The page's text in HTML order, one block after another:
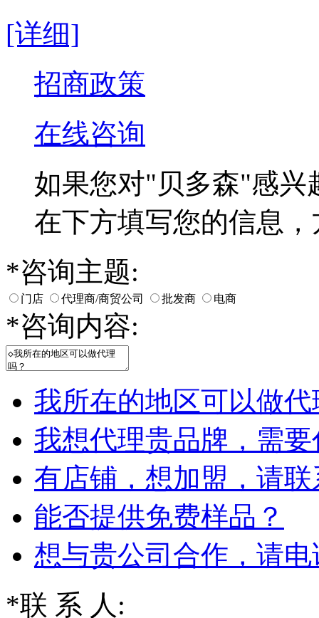
[详细]
招商政策
在线咨询
如果您对"贝多森"感兴
在下方填写您的信息
*咨询主题:
门店 代理商/商贸公司 批发商 电商
*咨询内容:
我所在的地区可以做
我想代理贵品牌，需
有店铺，想加盟，请
能否提供免费样品？
想与贵公司合作，请
*联 系 人: